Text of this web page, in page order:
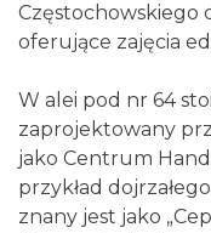
Częstochowskiego
oferujące zajęcia
W alei pod nr 64
zaprojektowany
jako Centrum
przykład
znany jest jako